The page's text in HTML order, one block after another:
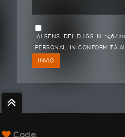
AI SENSI DEL D.LGS. N. 196/
PERSONALI IN CONFORMITÀ
Code.